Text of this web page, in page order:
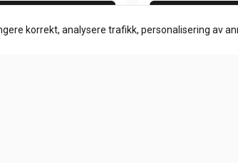
korrekt, analysere trafikk, personalisering av